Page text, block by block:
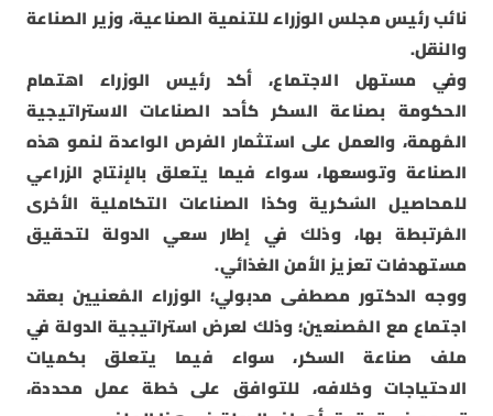
نائب رئيس مجلس الوزراء للتنمية الصناعية، وزير الصناعة
والنقل.
وفي مستهل الاجتماع، أكد رئيس الوزراء اهتمام
الحكومة بصناعة السكر كأحد الصناعات الاستراتيجية
المُهمة، والعمل على استثمار الفرص الواعدة لنمو هذه
الصناعة وتوسعها، سواء فيما يتعلق بالإنتاج الزراعي
للمحاصيل السُكرية وكذا الصناعات التكاملية الأخرى
المُرتبطة بها، وذلك في إطار سعي الدولة لتحقيق
مستهدفات تعزيز الأمن الغذائي.
ووجه الدكتور مصطفى مدبولي؛ الوزراء المُعنيين بعقد
اجتماع مع المُصنعين؛ وذلك لعرض استراتيجية الدولة في
ملف صناعة السكر، سواء فيما يتعلق بكميات
الاحتياجات وخلافه، للتوافق على خطة عمل محددة،